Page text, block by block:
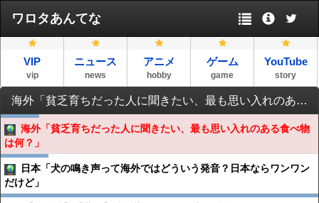
ワロタあんてな
VIP
vip
ニュース
news
アニメ
hobby
ゲーム
game
YouTube
story
海外「貧乏育ちだった人に聞きたい、最も思い入れのある食べ物は何？」
海外「貧乏育ちだった人に聞きたい、最も思い入れのある食べ物
は何？」
日本「犬の鳴き声って海外ではどういう発音？日本ならワンワン
だけど」